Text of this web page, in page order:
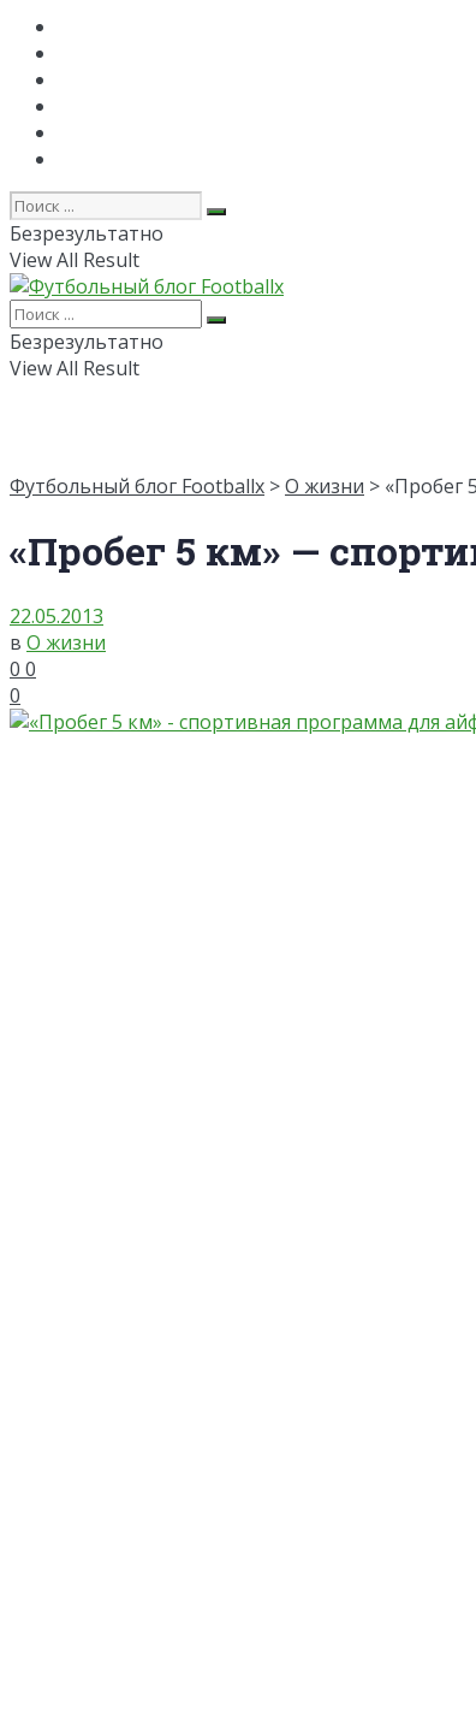
Безрезультатно
View All Result
Безрезультатно
View All Result
Футбольный блог Footballx >О жизни > «Пробег
«Пробег 5 км» —
22.05.2013
в О жизни
0 0
0